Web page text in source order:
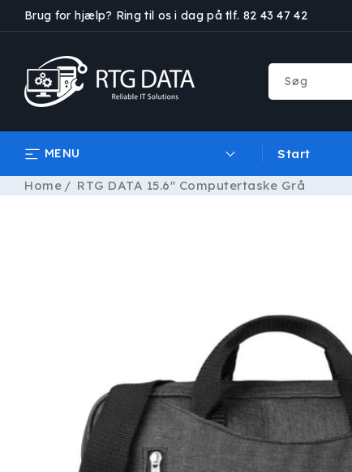
GÅ TIL
INDHOLD
Brug for hjælp? Ring til os i dag på tlf. 82 43 47 42
Søg
MENU Start
Home RTG DATA 15.6" Computertaske Grå